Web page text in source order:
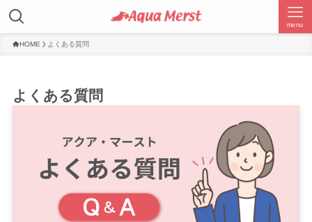
menu
HOME よくある質問
よくある質問